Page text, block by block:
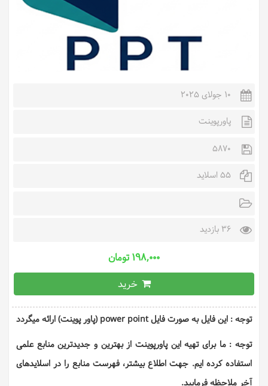
10 جولای 2025
پاورپوینت
5870
55 اسلاید
36 بازدید
۱۹۸,۰۰۰ تومان
خرید
توجه : این فایل به صورت فایل power point (پاور پوینت) ارائه میگردد
توجه : ما برای تهیه این پاورپوینت از بهترین و جدیدترین منابع علمی
استفاده کرده ایم. جهت اطلاع بیشتر، فهرست منابع را در اسلایدهای